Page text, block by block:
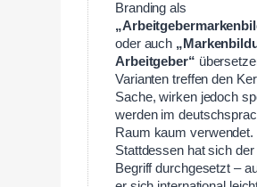
Branding als
oder auch
Arbeitgeber“
Varianten treffen den
Sache, wirken jedoch
werden im
Raum kaum verwendet.
Stattdessen hat sich
Begriff durchgesetzt –